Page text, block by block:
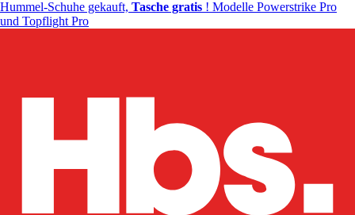
Hummel-Schuhe gekauft, Tasche gratis ! Modelle Powerstrike Pro
und Topflight Pro